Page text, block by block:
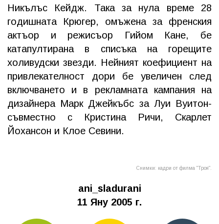
Никълъс Кейдж. Така за нула време 28
годишната Крюгер, омъжена за френския
актъор и режисъор Гийом Кане, бе
катапултирана в списъка на горещите
холивудски звезди. Нейният коефициент на
привлекателност дори бе увеличен след
включването и в рекламната кампания на
дизайнера Марк Джейкъбс за Луи Вуитон-
съвместно с Кристина Ричи, Скарлет
Йохансон и Клое Севини.
Снимки: кадри от филма "Троя".
ani_sladurani
11 Яну 2005 г.